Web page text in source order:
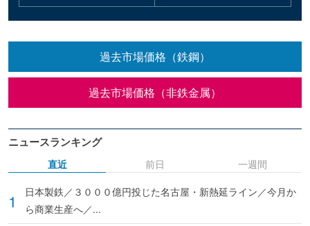
過去市場価格（鉄鋼）
過去市場価格（非鉄金属）
ニュースランキング
直近
日本製鉄／３０００億円投じた名古屋・新熱延ライン／今月か
ら商業生産へ／...
前日 一週間